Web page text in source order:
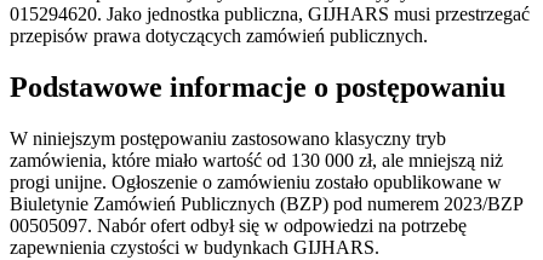
015294620. Jako jednostka publiczna, GIJHARS musi przestrzegać
przepisów prawa dotyczących zamówień publicznych.
Podstawowe informacje o postępowaniu
W niniejszym postępowaniu zastosowano klasyczny tryb
zamówienia, które miało wartość od 130 000 zł, ale mniejszą niż
progi unijne. Ogłoszenie o zamówieniu zostało opublikowane w
Biuletynie Zamówień Publicznych (BZP) pod numerem 2023/BZP
00505097. Nabór ofert odbył się w odpowiedzi na potrzebę
zapewnienia czystości w budynkach GIJHARS.